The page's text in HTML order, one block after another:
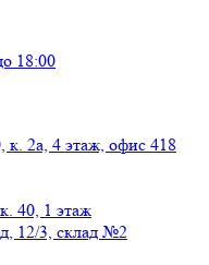
18:00
к. 2а, 4 этаж, офис 418
40, 1 этаж
12/3, ​склад №2